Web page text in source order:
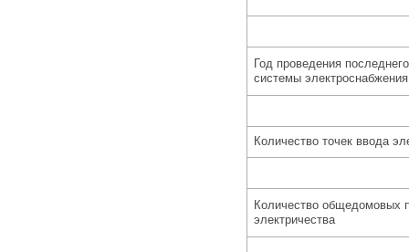
Год проведения
системы электроснабжения
Количество точек ввода
Количество общедомовых
электричества